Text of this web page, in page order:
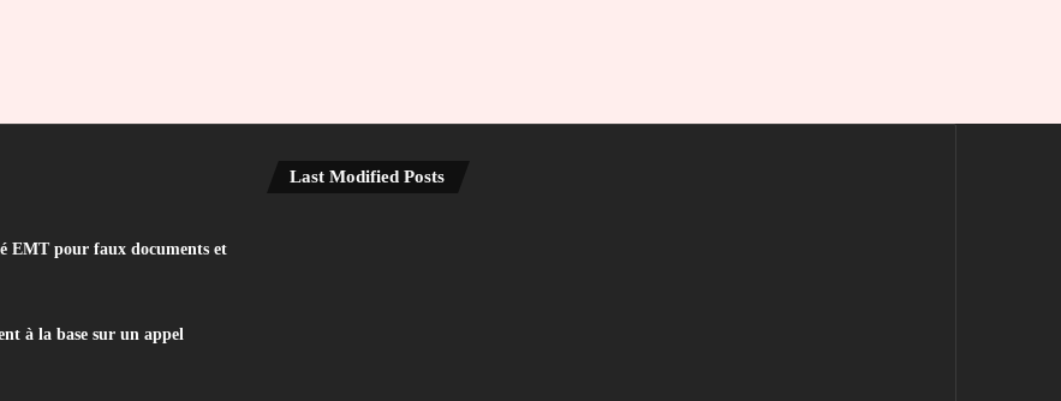
EMT pour faux documents et
à la base sur un appel
Last Modified Posts